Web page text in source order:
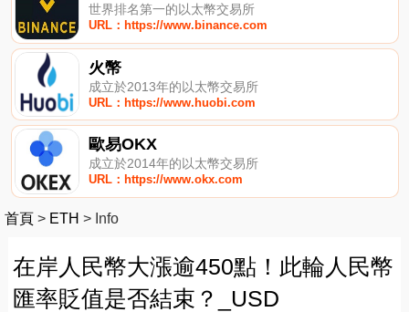
世界排名第一的以太幣交易所
URL：https://www.binance.com
火幣
成立於2013年的以太幣交易所
URL：https://www.huobi.com
歐易OKX
成立於2014年的以太幣交易所
URL：https://www.okx.com
首頁 > ETH > Info
在岸人民幣大漲逾450點！此輪人民幣
匯率貶值是否結束？_USD